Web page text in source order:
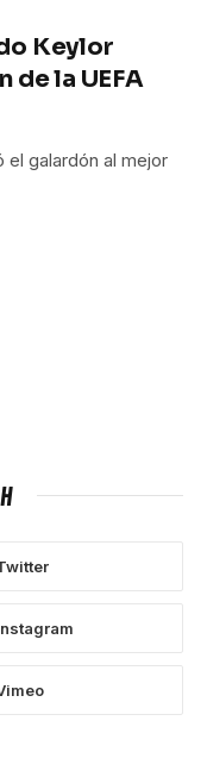
Keylor
la UEFA
galardón al mejor